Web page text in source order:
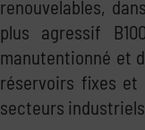
renouvelables,
plus agressif
manutentionné et
réservoirs fixes et
secteurs